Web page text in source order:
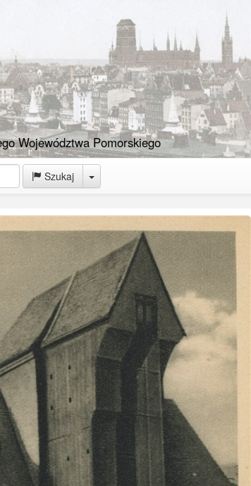
Województwa Pomorskiego
Szukaj Toggle Dropdown